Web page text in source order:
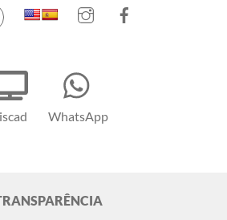
Instagram
WhatsApp